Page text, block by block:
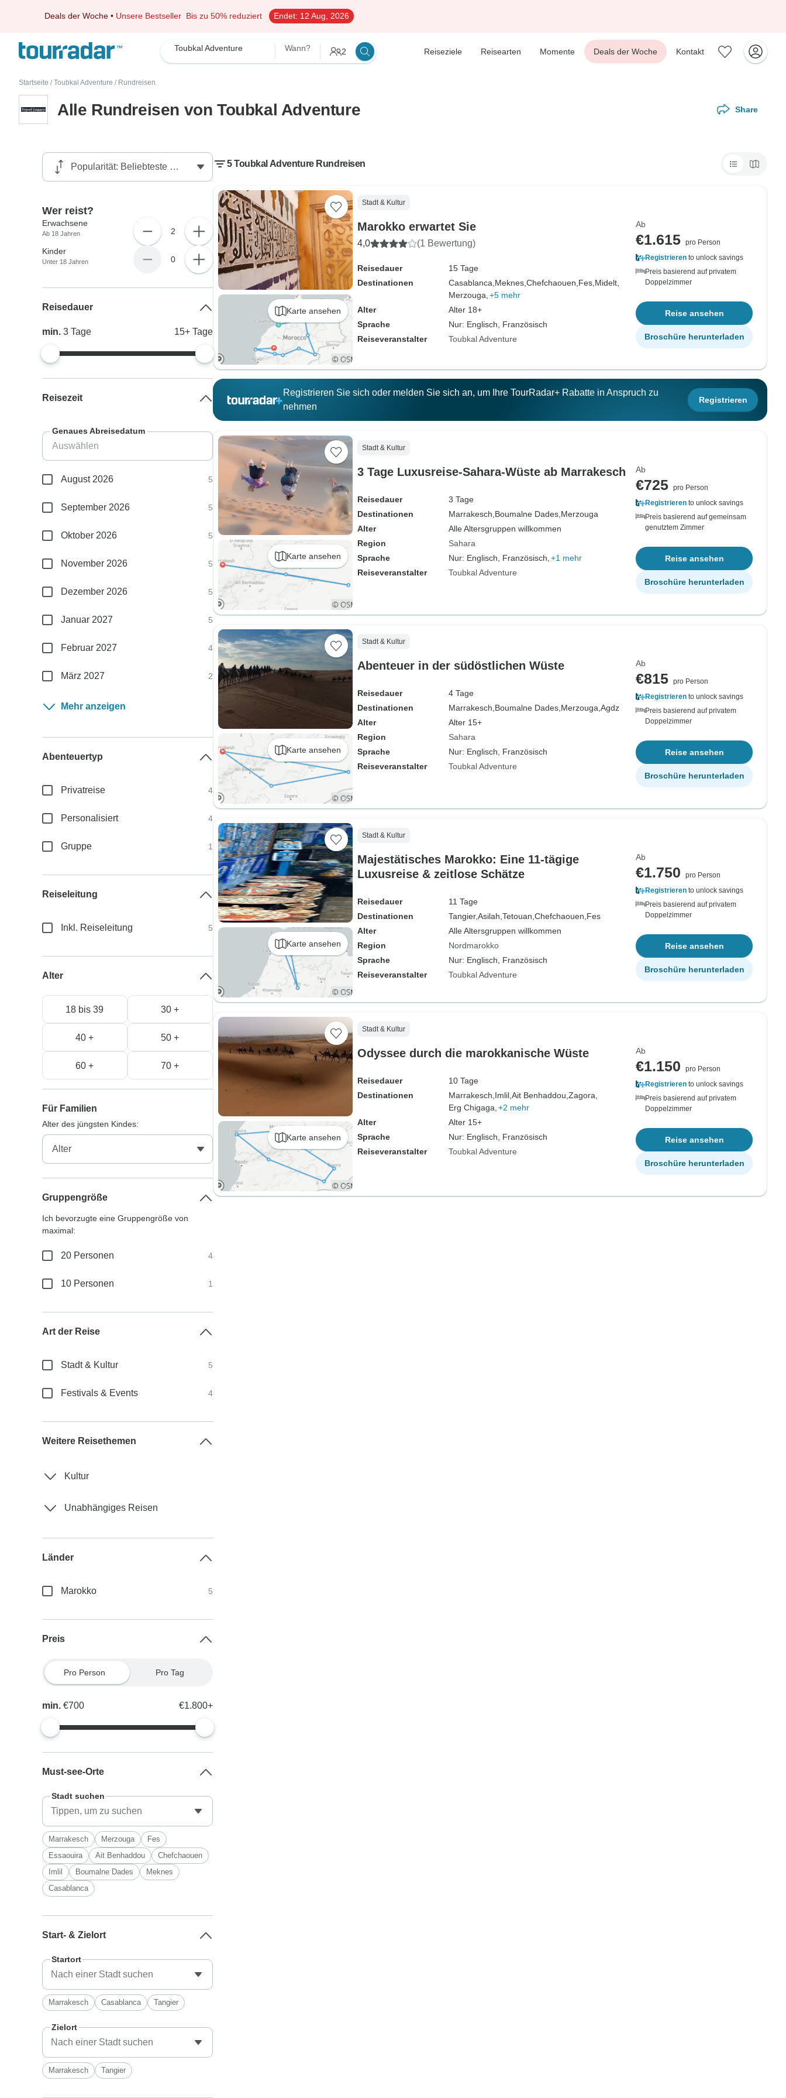
Deals der Woche • Unsere Bestseller Bis zu 50% reduziert Endet: 12 Aug, 2026
Toubkal Adventure Wann? 2 Reiseziele Reisearten Momente Deals der Woche Kontakt
Startseite / Toubkal Adventure / Rundreisen
Alle Rundreisen von Toubkal Adventure Share
5 Toubkal Adventure Rundreisen
Karte ansehen
Stadt & Kultur
Marokko erwartet Sie
4,0 (1 Bewertung)
Reisedauer
15 Tage
Destinationen
Casablanca, Meknes, Chefchaouen, Fes, Midelt,
Merzouga, +5 mehr
Alter
Alter 18+
Sprache
Nur: Englisch, Französisch
Reiseveranstalter
Toubkal Adventure
Ab
€1.615 pro Person
Registrieren to unlock savings
Preis basierend auf privatem
Doppelzimmer
Reise ansehen
Broschüre herunterladen
Registrieren Sie sich oder melden Sie sich an, um Ihre TourRadar+ Rabatte in Anspruch zu
nehmen
Registrieren
Karte ansehen
Stadt & Kultur
3 Tage Luxusreise-Sahara-Wüste ab Marrakesch
Reisedauer
3 Tage
Destinationen
Marrakesch, Boumalne Dades, Merzouga
Alter
Alle Altersgruppen willkommen
Region
Sahara
Sprache
Nur: Englisch, Französisch, +1 mehr
Reiseveranstalter
Toubkal Adventure
Ab
€725 pro Person
Registrieren to unlock savings
Preis basierend auf gemeinsam
genutztem Zimmer
Reise ansehen
Broschüre herunterladen
Karte ansehen
Stadt & Kultur
Abenteuer in der südöstlichen Wüste
Reisedauer
4 Tage
Destinationen
Marrakesch, Boumalne Dades, Merzouga, Agdz
Alter
Alter 15+
Region
Sahara
Sprache
Nur: Englisch, Französisch
Reiseveranstalter
Toubkal Adventure
Ab
€815 pro Person
Registrieren to unlock savings
Preis basierend auf privatem
Doppelzimmer
Reise ansehen
Broschüre herunterladen
Karte ansehen
Stadt & Kultur
Majestätisches Marokko: Eine 11-tägige
Luxusreise & zeitlose Schätze
Reisedauer
11 Tage
Destinationen
Tangier,Asilah, Tetouan, Chefchaouen, Fes
Alter
Alle Altersgruppen willkommen
Region
Nordmarokko
Sprache
Nur: Englisch, Französisch
Reiseveranstalter
Toubkal Adventure
Ab
€1.750
pro Person
Registrieren to unlock savings
Preis basierend auf privatem
Doppelzimmer
Reise ansehen
Broschüre herunterladen
Karte ansehen
Stadt & Kultur
Odyssee durch die marokkanische Wüste
Reisedauer
10 Tage
Destinationen
Marrakesch, Imlil, Ait Benhaddou, Zagora,
Erg Chigaga, +2 mehr
Alter
Alter 15+
Sprache
Nur: Englisch, Französisch
Reiseveranstalter
Toubkal Adventure
Ab
€1.150
pro Person
Registrieren to unlock savings
Preis basierend auf privatem
Doppelzimmer
Reise ansehen
Broschüre herunterladen
Wer reist?
Erwachsene
Ab 18 Jahren 2
Kinder
Unter 18 Jahren 0
Reisedauer
min.3Tage 15+ Tage
Reisezeit
Genaues Abreisedatum
August 2026 5
September 2026 5
Oktober 2026 5
November 2026 5
Dezember 2026 5
Januar 2027 5
Februar 2027 4
März 2027 2
Mehr anzeigen
Abenteuertyp
Privatreise 4
Personalisiert 4
Gruppe 1
Reiseleitung
Inkl. Reiseleitung 5
Alter
18 bis 39 30 +
40 + 50 +
60 + 70 +
Für Familien
Alter des jüngsten Kindes:
Gruppengröße
Ich bevorzugte eine Gruppengröße von
maximal:
20 Personen 4
10 Personen 1
Art der Reise
Stadt & Kultur 5
Festivals & Events 4
Weitere Reisethemen
Kultur
Unabhängiges Reisen
Länder
Marokko 5
Preis
Pro Person Pro Tag
min.€700 €1.800+
Must-see-Orte
Stadt suchen
Marrakesch Merzouga
Fes
Essaouira
Ait Benhaddou
Chefchaouen
Imlil
Boumalne Dades
Meknes
Casablanca
Start- & Zielort
Startort
Marrakesch Casablanca Tangier
Zielort
Marrakesch Tangier